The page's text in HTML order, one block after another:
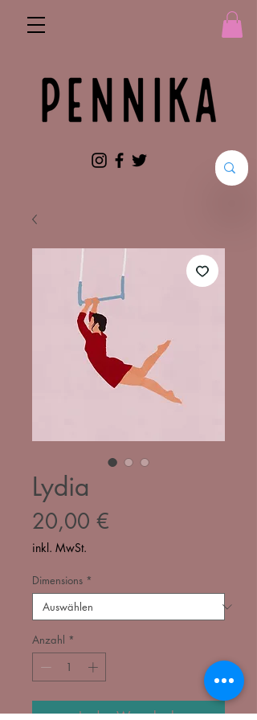
Lydia
20,00 €
inkl. MwSt.
Dimensions *
Anzahl *
In den Warenkorb